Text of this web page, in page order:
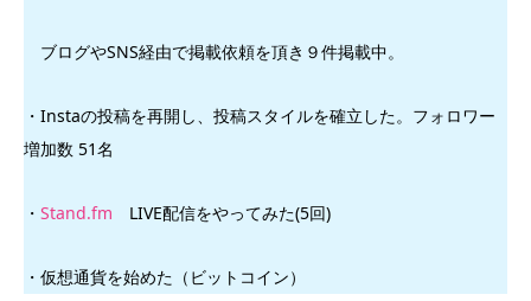
ブログやSNS経由で掲載依頼を頂き９件掲載中。
・Instaの投稿を再開し、投稿スタイルを確立した。フォロワー
増加数 51名
・ Stand.fm LIVE配信をやってみた(5回)
・仮想通貨を始めた（ビットコイン）